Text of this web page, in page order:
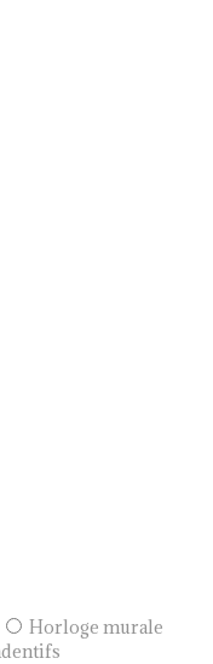
Horloge murale